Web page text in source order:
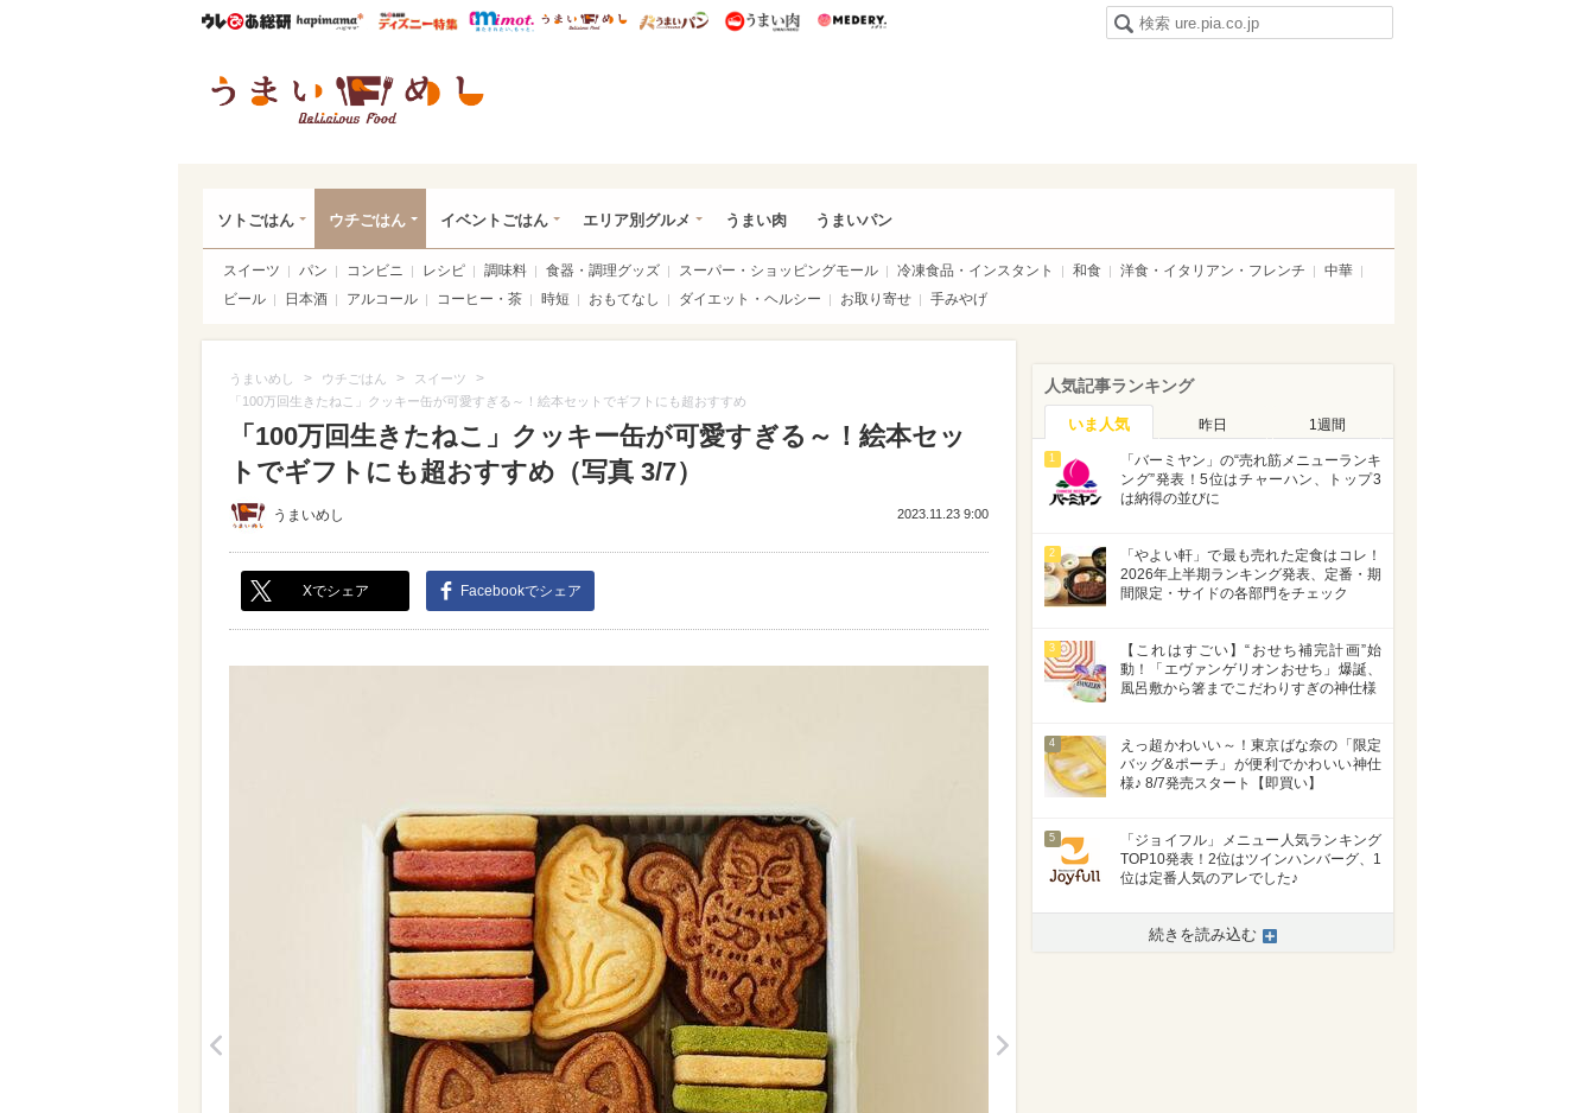
ウレぴあ総研ハピママ* ウレぴあ総研 ディズニー特集
mimot. うまいめし うまいパン うまい肉
ソトごはん ウチごはん イベントごはん エリア別グルメ うまい肉 うまいパン
スイーツ パン コンビニ レシピ 調味料 食器・調理グッズ スーパー・ショッピングモール 冷凍食品・インスタント 和食 洋食・イタリアン・フレンチ
中華
ビール
日本酒 アルコール コーヒー・茶 時短 おもてなし ダイエット・ヘルシー お取り寄せ 手みやげ
うまいめし > ウチごはん > スイーツ >
「100万回生きたねこ」クッキー缶が可愛すぎる～！絵本セットでギフトにも超おすすめ
「100万回生きたねこ」クッキー缶が可愛すぎる～！絵本セッ
トでギフトにも超おすすめ（写真 3/7）
うまいめし 2023.11.23 9:00
Xでシェア Facebookでシェア
人気記事ランキング
いま人気 昨日 1週間
1
「バーミヤン」の“売れ筋メニューランキ
ング”発表！5位はチャーハン、トップ3
は納得の並びに
2
「やよい軒」で最も売れた定食はコレ！
2026年上半期ランキング発表、定番・期
間限定・サイドの各部門をチェック
3
【これはすごい】“おせち補完計画”始
動！「エヴァンゲリオンおせち」爆誕、
風呂敷から箸までこだわりすぎの神仕様
4
えっ超かわいい～！東京ばな奈の「限定
バッグ&ポーチ」が便利でかわいい神仕
様♪ 8/7発売スタート【即買い】
5
「ジョイフル」メニュー人気ランキング
TOP10発表！2位はツインハンバーグ、1
位は定番人気のアレでした♪
続きを読み込む